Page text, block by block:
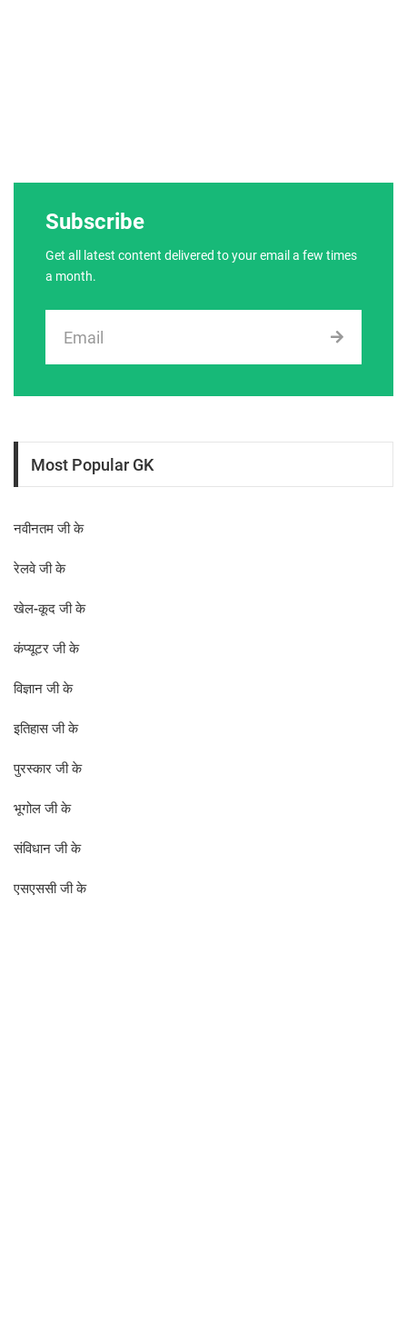
Subscribe
Get all latest content delivered to your email a few times
a month.
Most Popular GK
नवीनतम जी के
रेलवे जी के
खेल-कूद जी के
कंप्यूटर जी के
विज्ञान जी के
इतिहास जी के
पुरस्कार जी के
भूगोल जी के
संविधान जी के
एसएससी जी के